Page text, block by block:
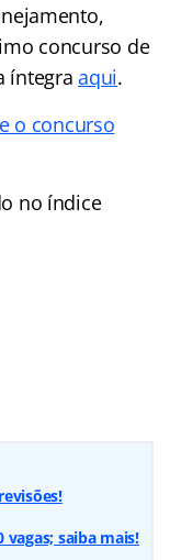
concurso de
íntegraaqui.
o concurso
no índice
vagas; saiba mais!